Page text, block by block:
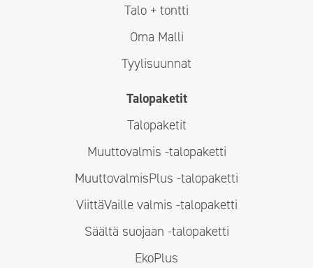
Talo + tontti
Oma Malli
Tyylisuunnat
Talopaketit
Talopaketit
Muuttovalmis -talopaketti
MuuttovalmisPlus -talopaketti
ViittäVaille valmis -talopaketti
Säältä suojaan -talopaketti
EkoPlus